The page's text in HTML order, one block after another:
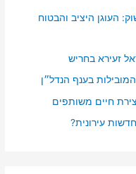
העוגן היציב והבטוח
זעירא בחריש
חיים משותפים
עירונית?